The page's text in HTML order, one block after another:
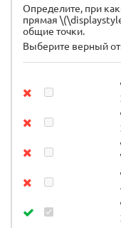
Определите, при
прямая
общие точки.
Выберите верный